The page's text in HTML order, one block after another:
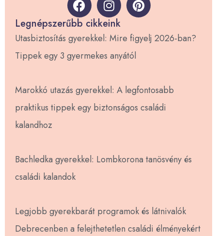
a
c
e
b
o
n
s
t
a
g
a
m
i
n
t
e
s
t
Legnépszerűbb cikkeink
Utasbiztosítás gyerekkel: Mire figyelj 2026-ban?
Tippek egy 3 gyermekes anyától
Marokkó utazás gyerekkel: A legfontosabb
praktikus tippek egy biztonságos családi
kalandhoz
Bachledka gyerekkel: Lombkorona tanösvény és
családi kalandok
Legjobb gyerekbarát programok és látnivalók
Debrecenben a felejthetetlen családi élményekért